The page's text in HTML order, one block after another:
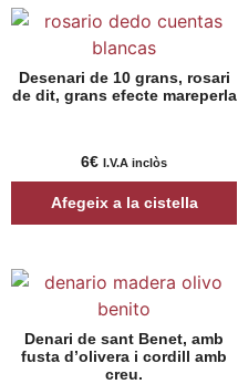
Desenari de 10 grans, rosari
de dit, grans efecte mareperla
6€ I.V.A inclòs
Afegeix a la cistella
Denari de sant Benet, amb
fusta d’olivera i cordill amb
creu.